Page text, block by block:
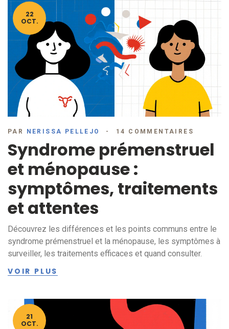
22
OCT.
PAR NERISSA PELLEJO 14 COMMENTAIRES
Syndrome prémenstruel
et ménopause :
symptômes, traitements
et attentes
Découvrez les différences et les points communs entre le
syndrome prémenstruel et la ménopause, les symptômes à
surveiller, les traitements efficaces et quand consulter.
VOIR PLUS
21
OCT.